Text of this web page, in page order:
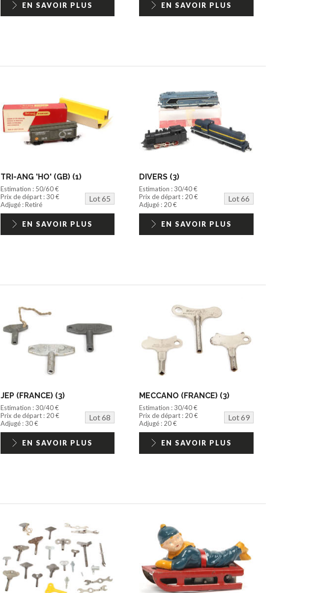
EN SAVOIR PLUS EN SAVOIR PLUS
TRI-ANG 'HO' (GB) (1)
Estimation : 50/60 €
Prix de départ : 30 €
Lot 65
Adjugé : Retiré
EN SAVOIR PLUS
DIVERS (3)
Estimation : 30/40 €
Prix de départ : 20 €
Lot 66
Adjugé : 20 €
EN SAVOIR PLUS
JEP (FRANCE) (3)
Estimation : 30/40 €
Prix de départ : 20 €
Lot 68
Adjugé : 30 €
EN SAVOIR PLUS
MECCANO (FRANCE) (3)
Estimation : 30/40 €
Prix de départ : 20 €
Lot 69
Adjugé : 20 €
EN SAVOIR PLUS